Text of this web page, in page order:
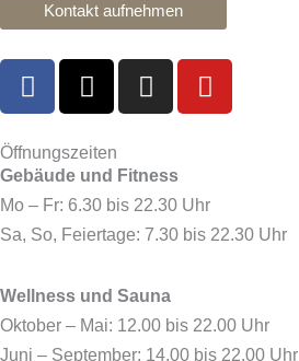
Kontakt aufnehmen
F
a
e
b
o
o
X
-
w
i
t
t
r
I
n
a
g
r
m
Y
o
b
e
Öffnungszeiten
Gebäude und Fitness
Mo – Fr: 6.30 bis 22.30 Uhr
Sa, So, Feiertage: 7.30 bis 22.30 Uhr
Wellness und Sauna
Oktober – Mai: 12.00 bis 22.00 Uhr
Juni – September: 14.00 bis 22.00 Uhr